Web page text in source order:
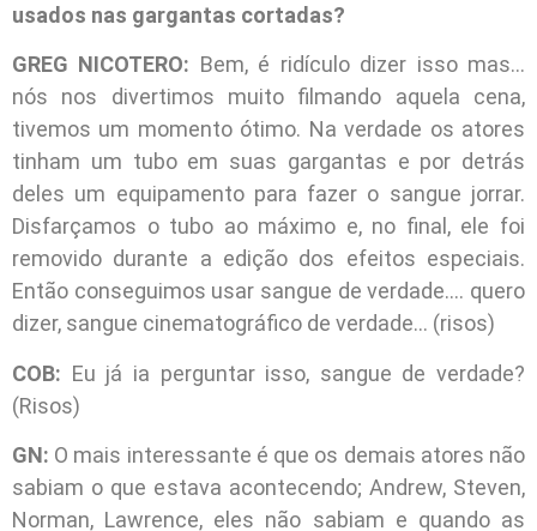
usados nas gargantas cortadas?
GREG NICOTERO: Bem, é ridículo dizer isso mas…
nós nos divertimos muito filmando aquela cena,
tivemos um momento ótimo. Na verdade os atores
tinham um tubo em suas gargantas e por detrás
deles um equipamento para fazer o sangue jorrar.
Disfarçamos o tubo ao máximo e, no final, ele foi
removido durante a edição dos efeitos especiais.
Então conseguimos usar sangue de verdade…. quero
dizer, sangue cinematográfico de verdade… (risos)
COB: Eu já ia perguntar isso, sangue de verdade?
(Risos)
GN: O mais interessante é que os demais atores não
sabiam o que estava acontecendo; Andrew, Steven,
Norman, Lawrence, eles não sabiam e quando as